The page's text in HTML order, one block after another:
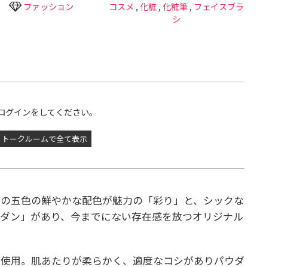
ファッション コスメ ,化粧,化粧筆, フェイスブラ
シ
インをしてください。
トークルームで全て表示
五色の鮮やかな配色が魅力の「彩り」と、シックな
ン」があり、今までにない存在感を放つオリジナル
用。肌あたりが柔らかく、適度なコシがありパウダ